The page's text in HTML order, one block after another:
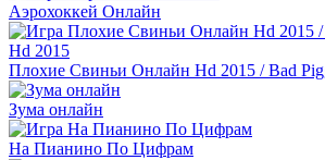
Аэрохоккей Онлайн
Плохие Свиньи Онлайн Hd 2015 / Bad
Зума онлайн
На Пианино По Цифрам